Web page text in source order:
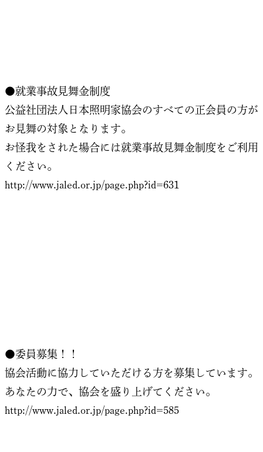
●就業事故見舞金制度
公益社団法人日本照明家協会のすべての正会員の方が
お見舞の対象となります。
お怪我をされた場合には就業事故見舞金制度をご利用
ください。
http://www.jaled.or.jp/page.php?id=631
●委員募集！！
協会活動に協力していただける方を募集しています。
あなたの力で、協会を盛り上げてください。
http://www.jaled.or.jp/page.php?id=585